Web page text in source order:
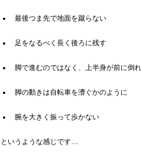
最後つま先で地面を蹴らない
足をなるべく長く後ろに残す
脚で進むのではなく、上半身が前に倒
脚の動きは自転車を漕ぐかのように
腕を大きく振って歩かない
というような感じです…